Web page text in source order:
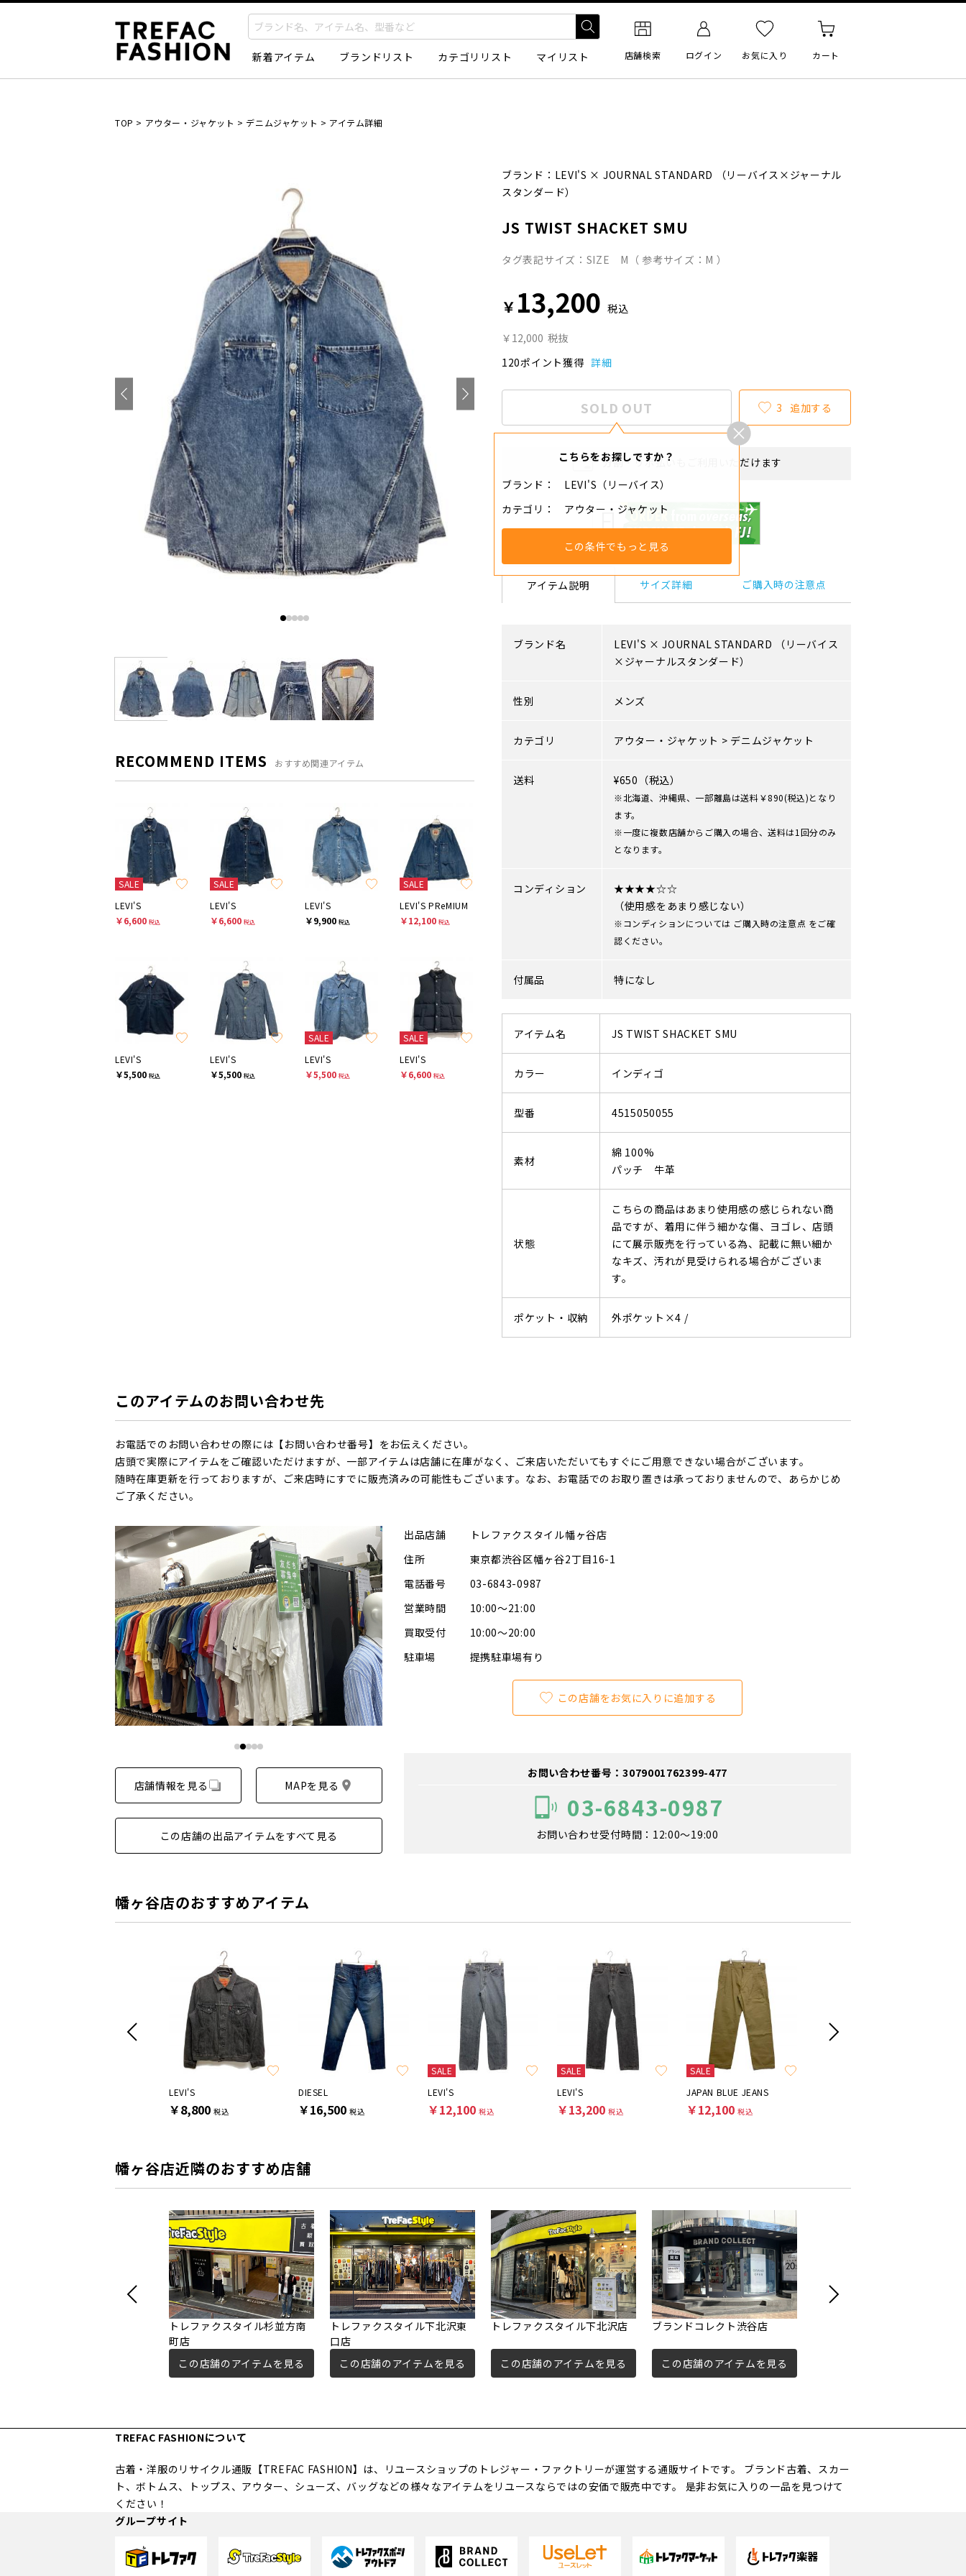
新着アイテム ブランドリスト カテゴリリスト マイリスト 店舗検索 ログイン お気に入り カート
TOP > アウター・ジャケット > デニムジャケット > アイテム詳細
RECOMMEND ITEMS おすすめ関連アイテム
SALE
LEVI'S
￥6,600 税込
SALE
LEVI'S
￥6,600 税込
LEVI'S
￥9,900 税込
SALE
LEVI'S PReMIUM
￥12,100 税込
LEVI'S
￥5,500 税込
LEVI'S
￥5,500 税込
SALE
LEVI'S
￥5,500 税込
SALE
LEVI'S
￥6,600 税込
ブランド： LEVI'S × JOURNAL STANDARD
（リーバイス×ジャーナル
スタンダード）
JS TWIST SHACKET SMU
タグ表記サイズ：SIZE M（ 参考サイズ：M ）
￥ 13,200 税込
￥12,000 税抜
120ポイント獲得 詳細
SOLD OUT
こちらをお探しですか？
ブランド
LEVI'S（リーバイス）
カテゴリ
アウター・ジャケット
この条件でもっと見る
3 追加する
分割・リボ払いもご利用いただけます
アイテム説明 サイズ詳細 ご購入時の注意点
ブランド名 LEVI'S ×JOURNAL STANDARD （リーバイス
×ジャーナルスタンダード）
性別 メンズ
カテゴリ アウター・ジャケット > デニムジャケット
送料 ¥650（税込）
※北海道、沖縄県、一部離島は送料￥890(税込)となり
ます。
※一度に複数店舗からご購入の場合、送料は1回分のみ
となります。
コンディション
★★★★☆☆
（使用感をあまり感じない）
※コンディションについては ご購入時の注意点 をご確
認ください。
付属品 特になし
アイテム名 JS TWIST SHACKET SMU
カラー インディゴ
型番 4515050055
素材
綿 100%
パッチ 牛革
状態
こちらの商品はあまり使用感の感じられない商
品ですが、着用に伴う細かな傷、ヨゴレ、店頭
にて展示販売を行っている為、記載に無い細か
なキズ、汚れが見受けられる場合がございま
す。
ポケット・収納 外ポケット×4 /
このアイテムのお問い合わせ先
お電話でのお問い合わせの際には【お問い合わせ番号】をお伝えください。
店頭で実際にアイテムをご確認いただけますが、一部アイテムは店舗に在庫がなく、ご来店いただいてもすぐにご用意できない場合がございます。
随時在庫更新を行っておりますが、ご来店時にすでに販売済みの可能性もございます。なお、お電話でのお取り置きは承っておりませんので、あらかじめ
ご了承ください。
店舗情報を見る MAPを見る
この店舗の出品アイテムをすべて見る
出品店舗
トレファクスタイル幡ヶ谷店
住所
東京都渋谷区幡ヶ谷2丁目16-1
電話番号
03-6843-0987
営業時間
10:00～21:00
買取受付
10:00～20:00
駐車場
提携駐車場有り
この店舗をお気に入りに追加する
お問い合わせ番号：3079001762399-477
03-6843-0987
お問い合わせ受付時間：12:00～19:00
幡ヶ谷店のおすすめアイテム
LEVI'S
￥8,800 税込
DIESEL
￥16,500 税込
SALE
LEVI'S
￥12,100 税込
SALE
LEVI'S
￥13,200 税込
SALE
JAPAN BLUE JEANS
￥12,100 税込
幡ヶ谷店近隣のおすすめ店舗
トレファクスタイル杉並方南
町店
この店舗のアイテムを見る
トレファクスタイル下北沢東
口店
この店舗のアイテムを見る
トレファクスタイル下北沢店
この店舗のアイテムを見る
ブランドコレクト渋谷店
この店舗のアイテムを見る
TREFAC FASHIONについて
古着・洋服のリサイクル通販【TREFAC FASHION】は、リユースショップのトレジャー・ファクトリーが運営する通販サイトです。 ブランド古着、スカー
ト、ボトムス、トップス、アウター、シューズ、バッグなどの様々なアイテムをリユースならではの安価で販売中です。 是非お気に入りの一品を見つけて
ください！
グループサイト